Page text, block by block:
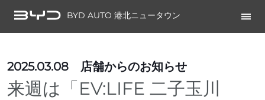
BYD AUTO 港北ニュータウン
2025.03.08 店舗からのお知らせ
来週は「EV:LIFE 二子玉川